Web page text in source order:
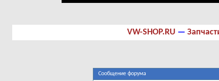
VW-SHOP.RU —
Сообщение форума